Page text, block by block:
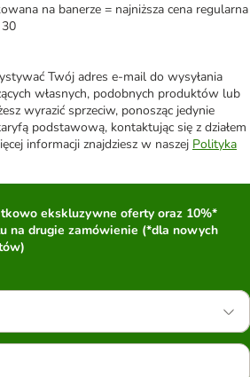
na banerze = najniższa cena regularna
Twój adres e-mail do wysyłania
własnych, podobnych produktów lub
wyrazić sprzeciw, ponosząc jedynie
podstawową, kontaktując się z działem
informacji znajdziesz w naszej Polityka
ekskluzywne oferty oraz 10%*
na drugie zamówienie (*dla nowych